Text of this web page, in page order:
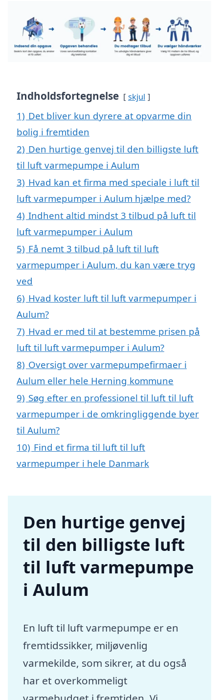
Indholdsfortegnelse skjul
1) Det bliver kun dyrere at opvarme din
bolig i fremtiden
2) Den hurtige genvej til den billigste luft
til luft varmepumpe i Aulum
3) Hvad kan et firma med speciale i luft til
luft varmepumper i Aulum hjælpe med?
4) Indhent altid mindst 3 tilbud på luft til
luft varmepumper i Aulum
5) Få nemt 3 tilbud på luft til luft
varmepumper i Aulum, du kan være tryg
ved
6) Hvad koster luft til luft varmepumper i
Aulum?
7) Hvad er med til at bestemme prisen på
luft til luft varmepumper i Aulum?
8) Oversigt over varmepumpefirmaer i
Aulum eller hele Herning kommune
9) Søg efter en professionel til luft til luft
varmepumper i de omkringliggende byer
til Aulum?
10) Find et firma til luft til luft
varmepumper i hele Danmark
Den hurtige genvej
til den billigste luft
til luft varmepumpe
i Aulum
En luft til luft varmepumpe er en
fremtidssikker, miljøvenlig
varmekilde, som sikrer, at du også
har et overkommeligt